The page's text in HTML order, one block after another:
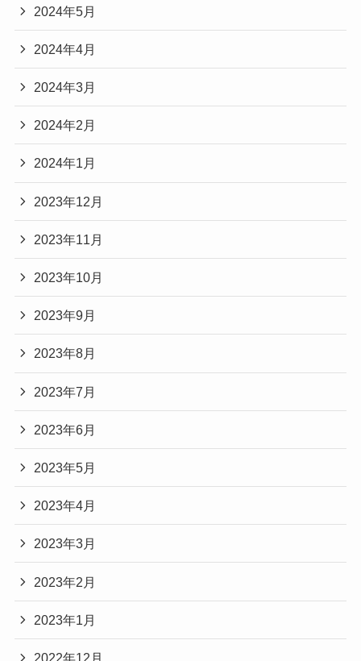
2024年5月
2024年4月
2024年3月
2024年2月
2024年1月
2023年12月
2023年11月
2023年10月
2023年9月
2023年8月
2023年7月
2023年6月
2023年5月
2023年4月
2023年3月
2023年2月
2023年1月
2022年12月